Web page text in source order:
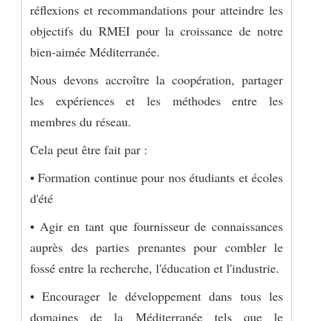
réflexions et recommandations pour atteindre les
objectifs du RMEI pour la croissance de notre
bien-aimée Méditerranée.
Nous devons accroître la coopération, partager
les expériences et les méthodes entre les
membres du réseau.
Cela peut être fait par :
• Formation continue pour nos étudiants et écoles
d'été
• Agir en tant que fournisseur de connaissances
auprès des parties prenantes pour combler le
fossé entre la recherche, l'éducation et l'industrie.
• Encourager le développement dans tous les
domaines de la Méditerranée tels que le